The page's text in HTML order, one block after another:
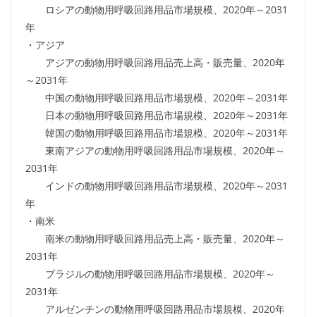
ロシアの動物用呼吸回路用品市場規模、2020年～2031
年
・アジア
アジアの動物用呼吸回路用品売上高・販売量、2020年
～2031年
中国の動物用呼吸回路用品市場規模、2020年～2031年
日本の動物用呼吸回路用品市場規模、2020年～2031年
韓国の動物用呼吸回路用品市場規模、2020年～2031年
東南アジアの動物用呼吸回路用品市場規模、2020年～
2031年
インドの動物用呼吸回路用品市場規模、2020年～2031
年
・南米
南米の動物用呼吸回路用品売上高・販売量、2020年～
2031年
ブラジルの動物用呼吸回路用品市場規模、2020年～
2031年
アルゼンチンの動物用呼吸回路用品市場規模、2020年